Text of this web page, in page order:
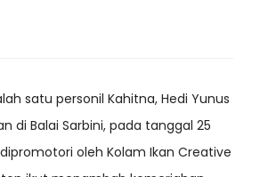
satu personil Kahitna, Hedi Yunus
di Balai Sarbini, pada tanggal 25
oleh Kolam Ikan Creative